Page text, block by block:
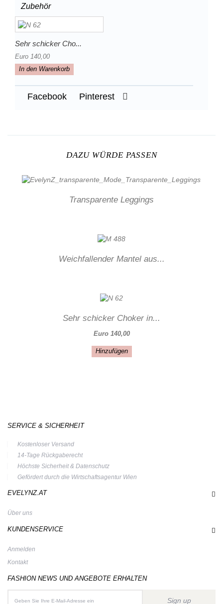
Zubehör
Sehr schicker Cho...
Euro 140,00
In den Warenkorb
Facebook Pinterest
DAZU WÜRDE PASSEN
Transparente Leggings
Weichfallender Mantel aus...
Sehr schicker Choker in...
Euro 140,00
Hinzufügen
SERVICE & SICHERHEIT
Kostenloser Versand
14-Tage Rückgaberecht
Höchste Sicherheit & Datenschutz
Gefördert durch die Wirtschaftsagentur Wien
EVELYNZ.AT
Über uns
KUNDENSERVICE
Anmelden
Kontakt
FASHION NEWS UND ANGEBOTE ERHALTEN
Sign up